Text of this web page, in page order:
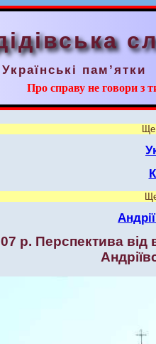
Українські пам’ятки
Про справу не говори з
Ще
р. Перспектива